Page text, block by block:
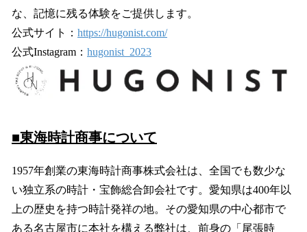
な、記憶に残る体験をご提供します。
公式サイト： https://hugonist.com/
公式Instagram： hugonist_2023
■東海時計商事について
1957年創業の東海時計商事株式会社は、全国でも数少な
い独立系の時計・宝飾総合卸会社です。愛知県は400年以
上の歴史を持つ時計発祥の地。その愛知県の中心都市で
ある名古屋市に本社を構える弊社は、前身の「尾張時